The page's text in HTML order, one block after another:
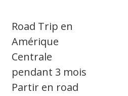
Road Trip en
Amérique
Centrale
pendant 3 mois
Partir en road